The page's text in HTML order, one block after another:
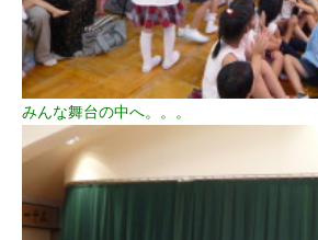
みんな舞台の中へ。。。